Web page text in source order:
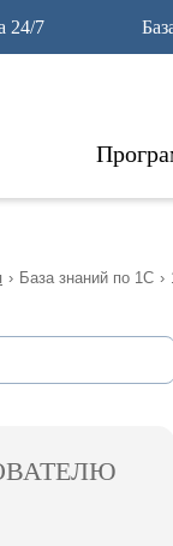
24/7
› База знаний по 1С ›